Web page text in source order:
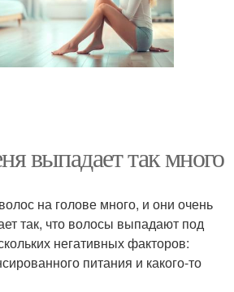
выпадает так много
на голове много, и они очень
так, что волосы выпадают под
негативных факторов:
питания и какого-то